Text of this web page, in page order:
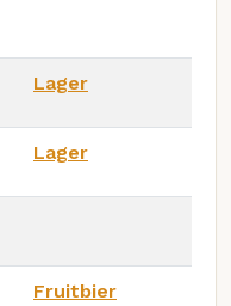
Lager
Lager
Fruitbier